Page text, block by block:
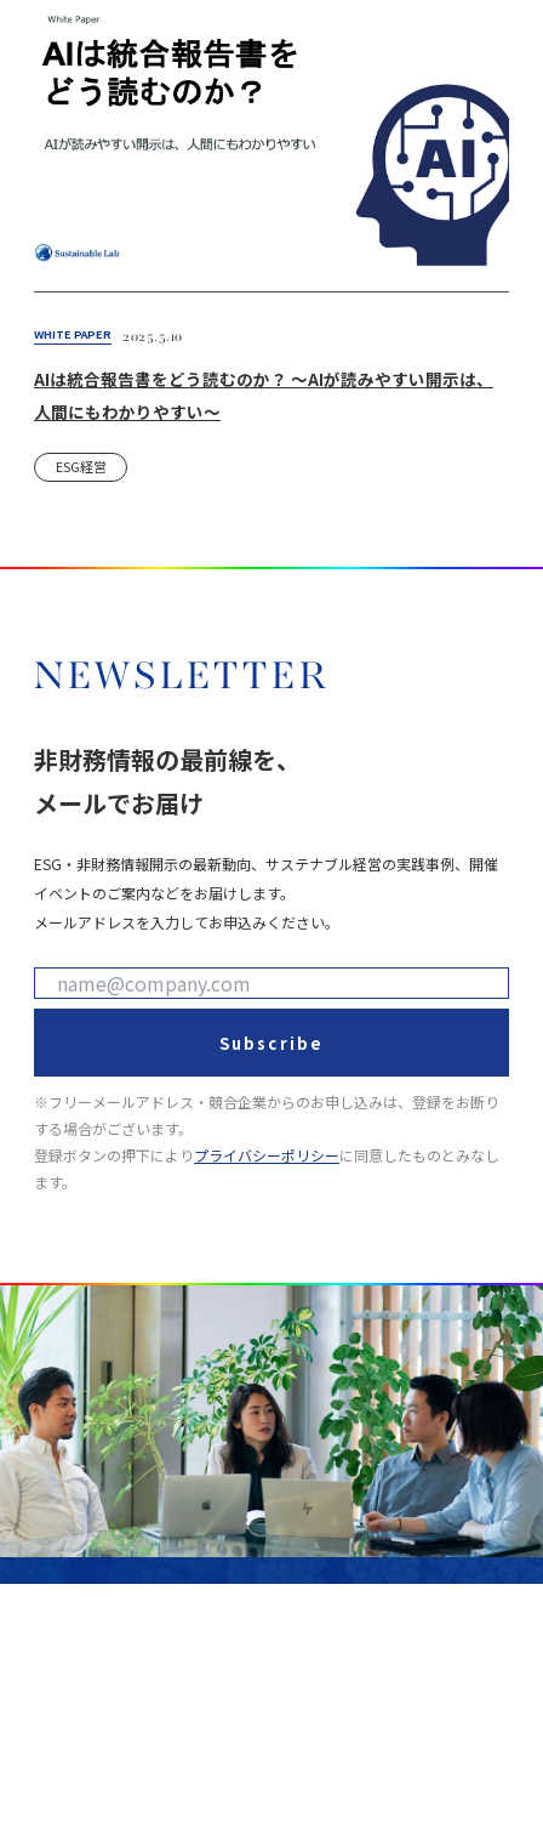
WHITE PAPER 2025.5.10
AIは統合報告書をどう読むのか？ 〜AIが読みやすい開示は、
人間にもわかりやすい〜
ESG経営
NEWSLETTER
非財務情報の最前線を、
メールでお届け
ESG・非財務情報開示の最新動向、サステナブル経営の実践事例、開催
イベントのご案内などをお届けします。
メールアドレスを入力してお申込みください。
Subscribe
※フリーメールアドレス・競合企業からのお申し込みは、登録をお断り
する場合がございます。
登録ボタンの押下によりプライバシーポリシーに同意したものとみなし
ます。